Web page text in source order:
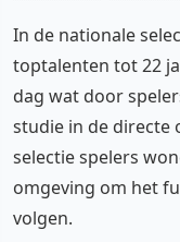
In de nationale
toptalenten tot 22
dag wat door
studie in de directe
selectie spelers
omgeving om het
volgen.